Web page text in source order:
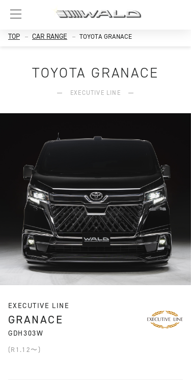
TOP CAR RANGE TOYOTA GRANACE
TOYOTA GRANACE
EXECUTIVE LINE
EXECUTIVE LINE
GRANACE
GDH303W
(R1.12〜)